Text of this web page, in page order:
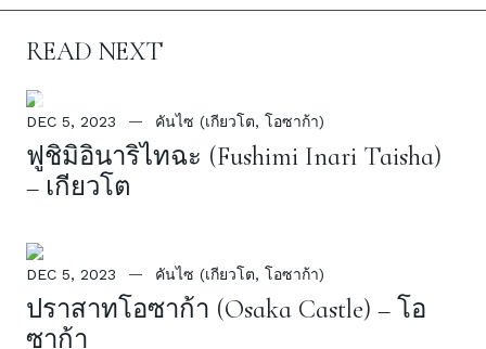
READ NEXT
DEC 5, 2023 คันไซ (เกียวโต, โอซาก้า)
ฟูชิมิอินาริไทฉะ (Fushimi Inari Taisha)
– เกียวโต
DEC 5, 2023 คันไซ (เกียวโต, โอซาก้า)
ปราสาทโอซาก้า (Osaka Castle) – โอ
ซาก้า